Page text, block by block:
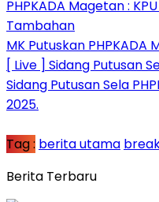
PHPKADA Magetan :
Tambahan
MK Putuskan
[ Live ] Sidang Putusan
Sidang Putusan Sela
2025.
Tag : berita utama
Berita Terbaru